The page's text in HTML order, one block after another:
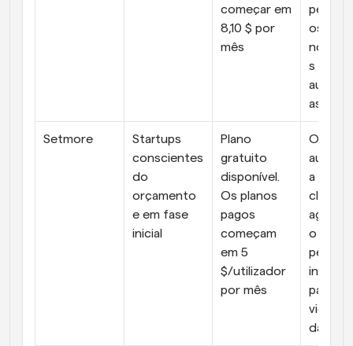
começar em
8,10 $ por
mês
os e
s
as
Setmore
Startups
conscientes
do
orçamento
e em fase
inicial
Plano
gratuito
disponível.
Os planos
pagos
começam
em 5
$/utilizador
por mês
Opção
a de
o multi-
para
das